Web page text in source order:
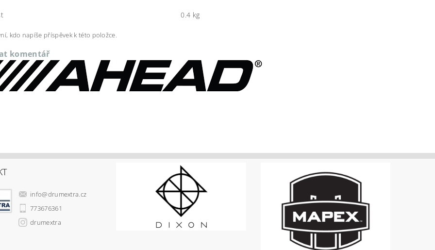
0.4 kg
kdo napíše příspěvek k této položce.
komentář
info@drumextra.cz
773676361
drumextra